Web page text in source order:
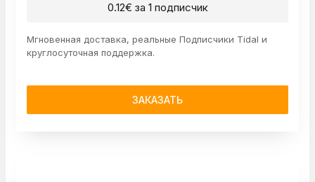
0.12€ за 1 подписчик
Мгновенная доставка, реальные Подписчики Tidal и
круглосуточная поддержка.
ЗАКАЗАТЬ